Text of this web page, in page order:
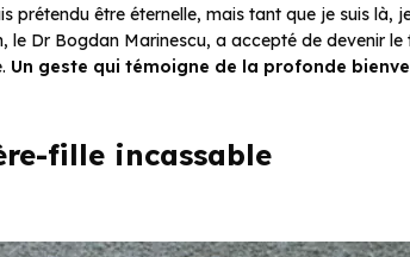
prétendu être éternelle, mais tant que je suis là,
le Dr Bogdan Marinescu, a accepté de devenir
Un geste qui témoigne de la profonde
fille incassable